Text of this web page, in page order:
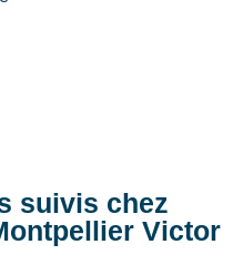
suivis chez
Victor